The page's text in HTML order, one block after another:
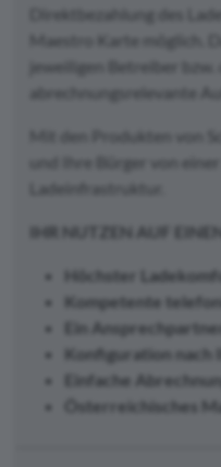
Direktbezahlung des
Maestro Karte möglich.
jeweiligen Betreiber bzw.
abrechnungsrelevante
Mit den Produkten von
und Ihre Bürger von
Ladeinfrastruktur.
IHR NUTZEN AUF
Höchster
Kompetente
Ein
Konfiguration nach
Einfache
Österreichisches